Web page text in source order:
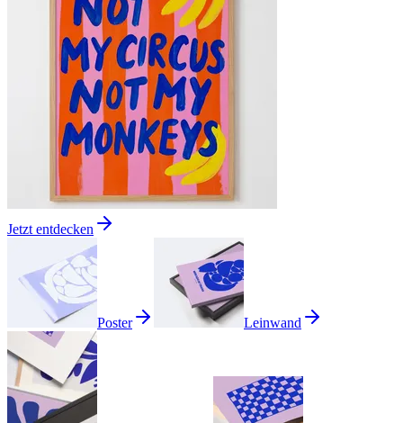
Jetzt entdecken
Poster Leinwand